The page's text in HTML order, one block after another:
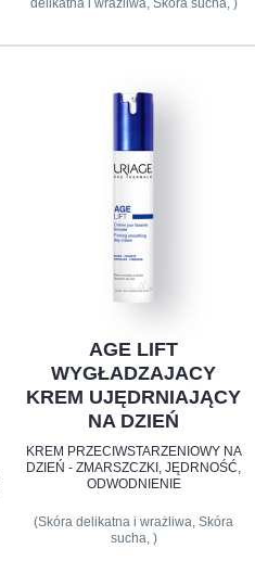
AGE LIFT
WYGŁADZAJACY
KREM UJĘDRNIAJĄCY
NA DZIEŃ
KREM PRZECIWSTARZENIOWY NA
DZIEŃ - ZMARSZCZKI, JĘDRNOŚĆ,
ODWODNIENIE
(Skóra delikatna i wrażliwa, Skóra
sucha, )